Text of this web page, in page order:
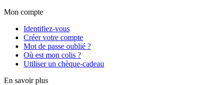
Mon compte
Identifiez-vous
Créer votre compte
Mot de passe oublié ?
Où est mon colis ?
Utiliser un chèque-cadeau
En savoir plus